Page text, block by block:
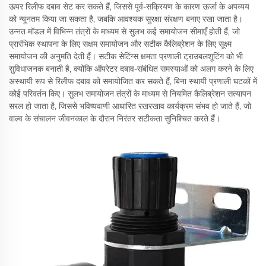
ऊपर रिलीफ दबाव सेट कर सकते हैं, जिससे पूर्व-सक्रियण के कारण ऊर्जा के अपव्यय
को न्यूनतम किया जा सकता है, जबकि आवश्यक सुरक्षा संरक्षण बनाए रखा जाता है।
उन्नत मॉडल में विभिन्न तंत्रों के माध्यम से सुलभ कई समायोजन सीमाएँ होती हैं, जो
प्रारंभिक स्थापना के लिए सक्षम समायोजन और सटीक कैलिब्रेशन के लिए सूक्ष्म
समायोजन की अनुमति देती हैं। सटीक सेटिंग्स क्षमता प्रणाली ट्राउबलशूटिंग को भी
सुविधाजनक बनाती है, क्योंकि ऑपरेटर दबाव-संबंधित समस्याओं को अलग करने के लिए
अस्थायी रूप से रिलीफ दबाव को समायोजित कर सकते हैं, बिना स्थायी प्रणाली घटकों में
कोई परिवर्तन किए। सुलभ समायोजन तंत्रों के माध्यम से नियमित कैलिब्रेशन सत्यापन
सरल हो जाता है, जिससे भविष्यवाणी आधारित रखरखाव कार्यक्रम संभव हो जाते हैं, जो
वाल्व के संचालन जीवनकाल के दौरान निरंतर सटीकता सुनिश्चित करते हैं।